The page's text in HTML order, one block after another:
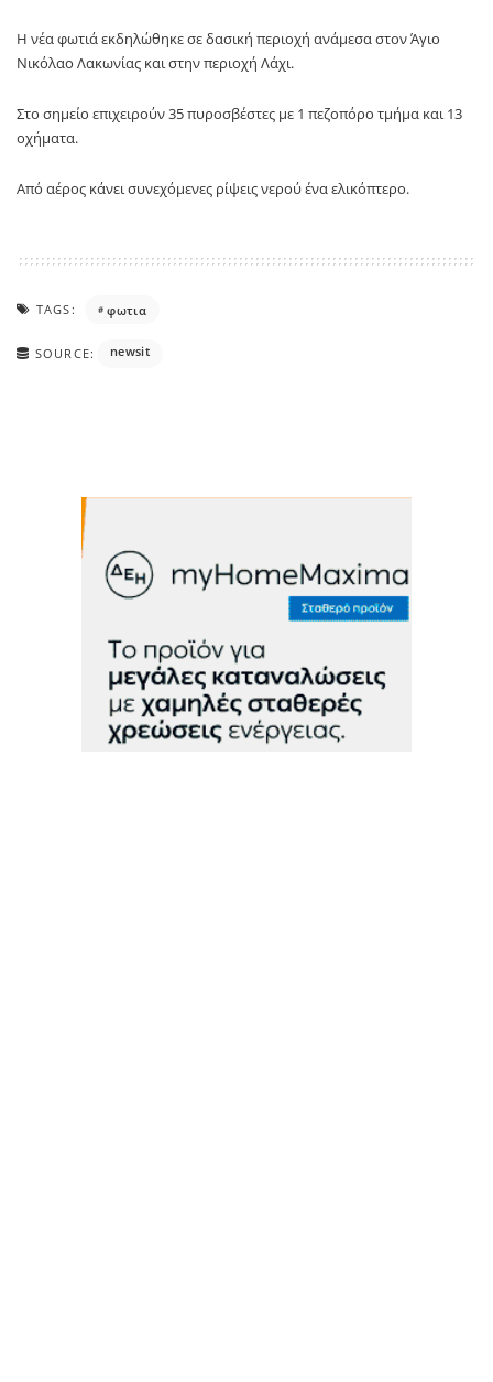
Η νέα φωτιά εκδηλώθηκε σε δασική περιοχή ανάμεσα στον Άγιο
Νικόλαο Λακωνίας και στην περιοχή Λάχι.
Στο σημείο επιχειρούν 35 πυροσβέστες με 1 πεζοπόρο τμήμα και 13
οχήματα.
Από αέρος κάνει συνεχόμενες ρίψεις νερού ένα ελικόπτερο.
TAGS: φωτια
SOURCE: newsit